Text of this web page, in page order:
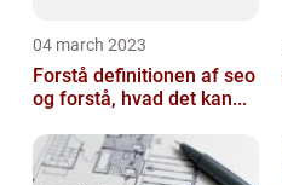
04 march 2023
Forstå definitionen af seo
og forstå, hvad det kan...